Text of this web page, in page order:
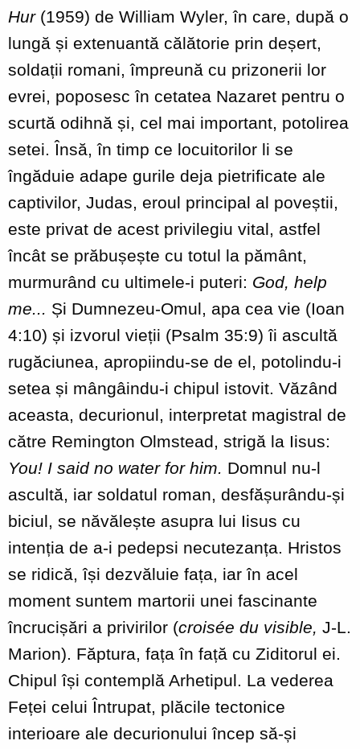
Hur (1959) de William Wyler, în care, după o
lungă și extenuantă călătorie prin deșert,
soldații romani, împreună cu prizonerii lor
evrei, poposesc în cetatea Nazaret pentru o
scurtă odihnă și, cel mai important, potolirea
setei. Însă, în timp ce locuitorilor li se
îngăduie adape gurile deja pietrificate ale
captivilor, Judas, eroul principal al poveștii,
este privat de acest privilegiu vital, astfel
încât se prăbușește cu totul la pământ,
murmurând cu ultimele-i puteri: God, help
me... Și Dumnezeu-Omul, apa cea vie (Ioan
4:10) și izvorul vieții (Psalm 35:9) îi ascultă
rugăciunea, apropiindu-se de el, potolindu-i
setea și mângâindu-i chipul istovit. Văzând
aceasta, decurionul, interpretat magistral de
către Remington Olmstead, strigă la Iisus:
You! I said no water for him. Domnul nu-l
ascultă, iar soldatul roman, desfășurându-și
biciul, se năvălește asupra lui Iisus cu
intenția de a-i pedepsi necutezanța. Hristos
se ridică, își dezvăluie fața, iar în acel
moment suntem martorii unei fascinante
încrucișări a privirilor (croisée du visible, J-L.
Marion). Făptura, fața în față cu Ziditorul ei.
Chipul își contemplă Arhetipul. La vederea
Feței celui Întrupat, plăcile tectonice
interioare ale decurionului încep să-și